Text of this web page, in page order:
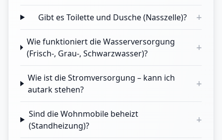
Gibt es Toilette und Dusche (Nasszelle)? +
Wie funktioniert die Wasserversorgung
(Frisch-, Grau-, Schwarzwasser)?
+
Wie ist die Stromversorgung – kann ich
autark stehen?
+
Sind die Wohnmobile beheizt
(Standheizung)?
+